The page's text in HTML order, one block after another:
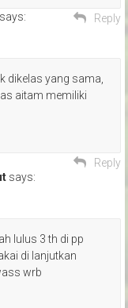
Reply
says:
dikelas yang sama,
aitam memiliki
Reply
says:
lulus 3 th di pp
di lanjutkan
wrb